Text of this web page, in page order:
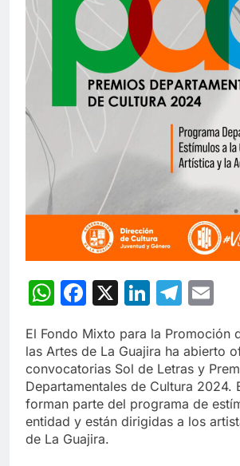
WhatsApp
Facebook
X LinkedIn
El Fondo Mixto para la Promoción
las Artes de La Guajira ha abierto
convocatorias Sol de Letras y
Departamentales de Cultura 2024.
forman parte del programa de
entidad y están dirigidas a los
de La Guajira.